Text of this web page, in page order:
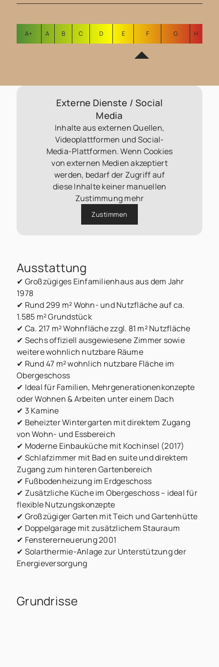
A+ A B C D E F G H
Externe Dienste / Social
Media
Inhalte aus externen Quellen,
Videoplattformen und Social-
Media-Plattformen. Wenn Cookies
von externen Medien akzeptiert
werden, bedarf der Zugriff auf
diese Inhalte keiner manuellen
Zustimmung mehr
Zustimmen
Ausstattung
✔ Großzügiges Einfamilienhaus aus dem Jahr
1978
✔ Rund 299 m² Wohn- und Nutzfläche auf ca.
1.585 m² Grundstück
✔ Ca. 217 m² Wohnfläche zzgl. 81 m² Nutzfläche
✔ Sechs offiziell ausgewiesene Zimmer sowie
weitere wohnlich nutzbare Räume
✔ Rund 47 m² wohnlich nutzbare Fläche im
Obergeschoss
✔ Ideal für Familien, Mehrgenerationenkonzepte
oder Wohnen & Arbeiten unter einem Dach
✔ 3 Kamine
✔ Beheizter Wintergarten mit direktem Zugang
von Wohn- und Essbereich
✔ Moderne Einbauküche mit Kochinsel (2017)
✔ Schlafzimmer mit Bad en suite und direktem
Zugang zum hinteren Gartenbereich
✔ Fußbodenheizung im Erdgeschoss
✔ Zusätzliche Küche im Obergeschoss – ideal für
flexible Nutzungskonzepte
✔ Großzügiger Garten mit Teich und Gartenhütte
✔ Doppelgarage mit zusätzlichem Stauraum
✔ Fenstererneuerung 2001
✔ Solarthermie-Anlage zur Unterstützung der
Energieversorgung
Grundrisse